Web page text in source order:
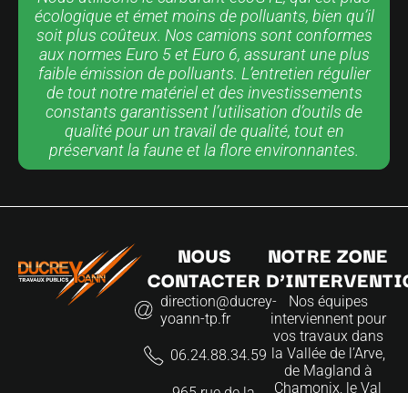
écologique et émet moins de polluants, bien qu’il
soit plus coûteux. Nos camions sont conformes
aux normes Euro 5 et Euro 6, assurant une plus
faible émission de polluants. L’entretien régulier
de tout notre matériel et des investissements
constants garantissent l’utilisation d’outils de
qualité pour un travail de qualité, tout en
préservant la faune et la flore environnantes.
NOUS
CONTACTER
direction@ducrey-
yoann-tp.fr
06.24.88.34.59
NOTRE ZONE
Nos équipes
interviennent pour
vos travaux dans
la Vallée de l’Arve,
de Magland à
Chamonix, le Val